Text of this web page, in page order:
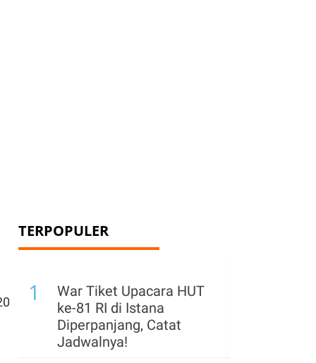
TERPOPULER
1
War Tiket Upacara HUT
ke-81 RI di Istana
Diperpanjang, Catat
Jadwalnya!